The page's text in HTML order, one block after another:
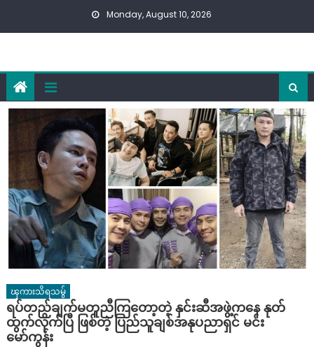
Monday, August 10, 2026
ၾကားသိရသမွ်
ရပ်တည်ချက်မတူညီကြတော့တဲ့ နှင်းဆီအဖွဲ့ကနေ နုတ်
ထွက်လိုက်ပြီ ဖြစ်တဲ့ ပြည်သူချစ်အနုပညာရှင် မင်း
မော်ကွန်း